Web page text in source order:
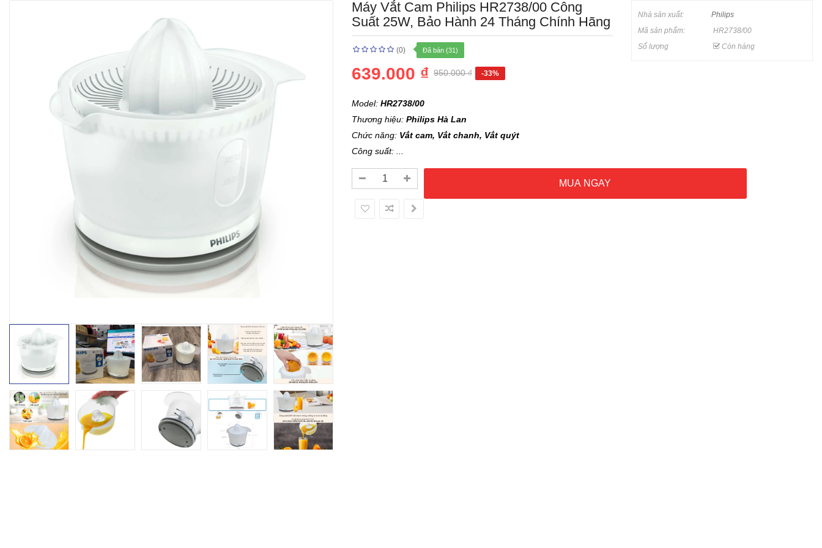
Máy Vắt Cam Philips HR2738/00 Công
Suất 25W, Bảo Hành 24 Tháng Chính Hãng
(0) Đã bán (31)
639.000 ₫ 950.000 ₫ -33%
Nhà sản xuất:
Philips
Mã sản phẩm:
HR2738/00
Số lượng
Còn hàng
Model: HR2738/00
Thương hiệu: Philips Hà Lan
Chức năng: Vắt cam, Vắt chanh, Vắt quýt
Công suất: ...